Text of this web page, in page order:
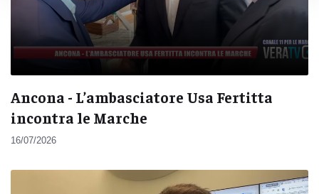
Ancona - L’ambasciatore Usa Fertitta
incontra le Marche
16/07/2026